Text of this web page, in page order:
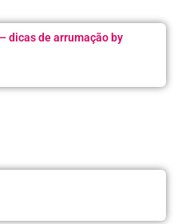
dicas de arrumação by